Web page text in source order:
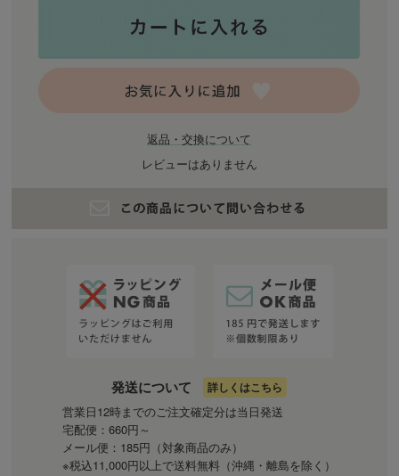
返品・交換について
レビューはありません
発送について 詳しくはこちら
営業日12時までのご注文確定分は当日発送
宅配便：660円～
メール便：185円（対象商品のみ）
※税込11,000円以上で送料無料（沖縄・離島を除く）